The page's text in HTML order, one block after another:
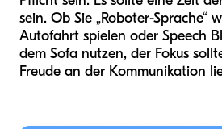
sein. Ob Sie „Roboter-Sprache“
Autofahrt spielen oder Speech
dem Sofa nutzen, der Fokus
Freude an der Kommunikation